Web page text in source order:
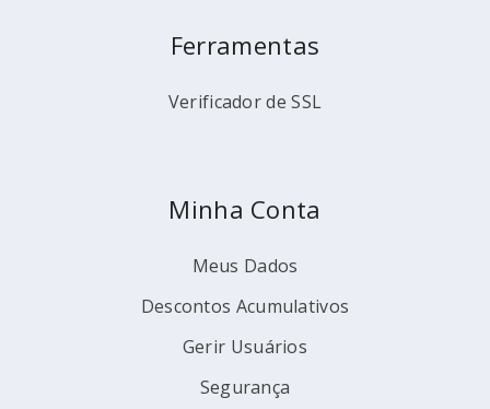
Ferramentas
Verificador de SSL
Minha Conta
Meus Dados
Descontos Acumulativos
Gerir Usuários
Segurança